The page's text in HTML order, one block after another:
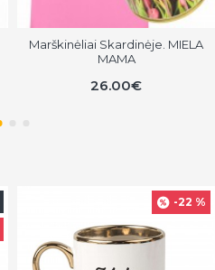
Marškinėliai Skardinėje. MIELA
MAMA
26.00€
-22 %